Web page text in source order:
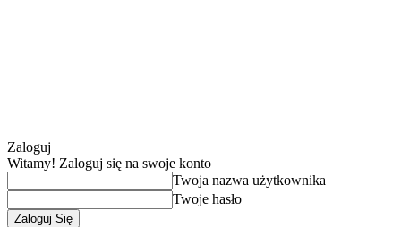
Zaloguj
Witamy! Zaloguj się na swoje konto
Twoja nazwa użytkownika
Twoje hasło